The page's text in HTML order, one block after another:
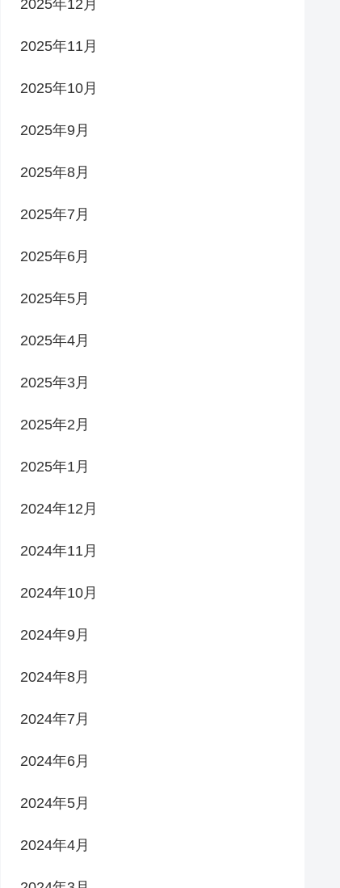
2025年12月
2025年11月
2025年10月
2025年9月
2025年8月
2025年7月
2025年6月
2025年5月
2025年4月
2025年3月
2025年2月
2025年1月
2024年12月
2024年11月
2024年10月
2024年9月
2024年8月
2024年7月
2024年6月
2024年5月
2024年4月